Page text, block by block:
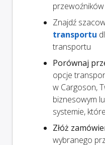
przewoźników
Znajdź
transportu
transportu
Porównaj
opcje
w Cargoson,
biznesowym
systemie,
Złóż
wybranego